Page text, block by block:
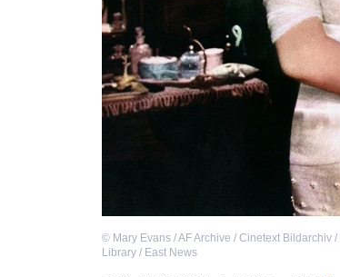
© Mary Evans / AF Archive / Cinetext Bildarchiv
Library / East News